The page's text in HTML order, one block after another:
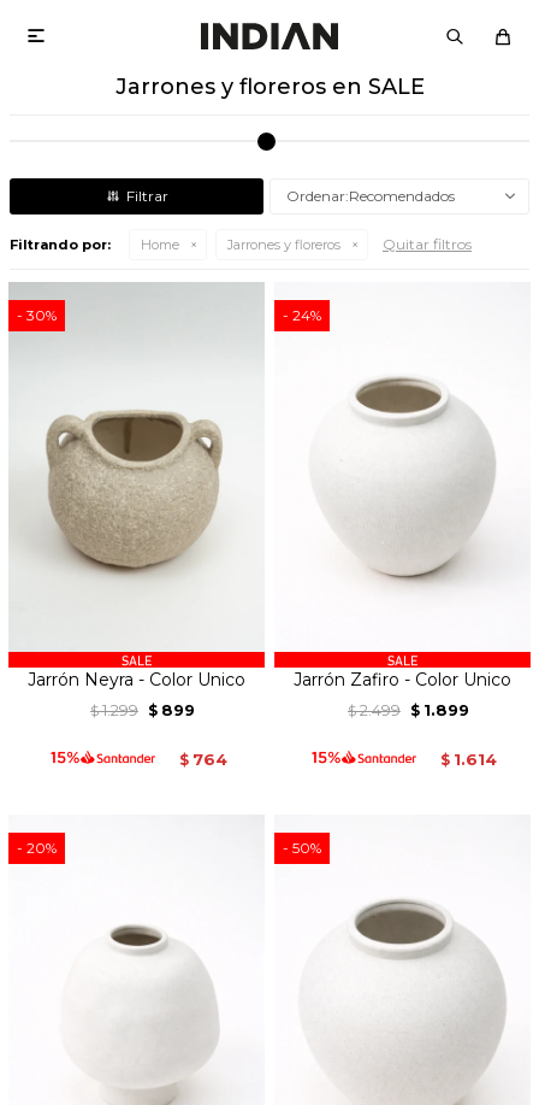

Jarrones y floreros en SALE
Recomendados
Filtrando por: Home Jarrones y floreros Quitar filtros
30
Jarrón Neyra - Color Unico
$ 1.299 $ 899
$ 764
24
Jarrón Zafiro - Color Unico
$ 2.499 $ 1.899
$ 1.614
20 50